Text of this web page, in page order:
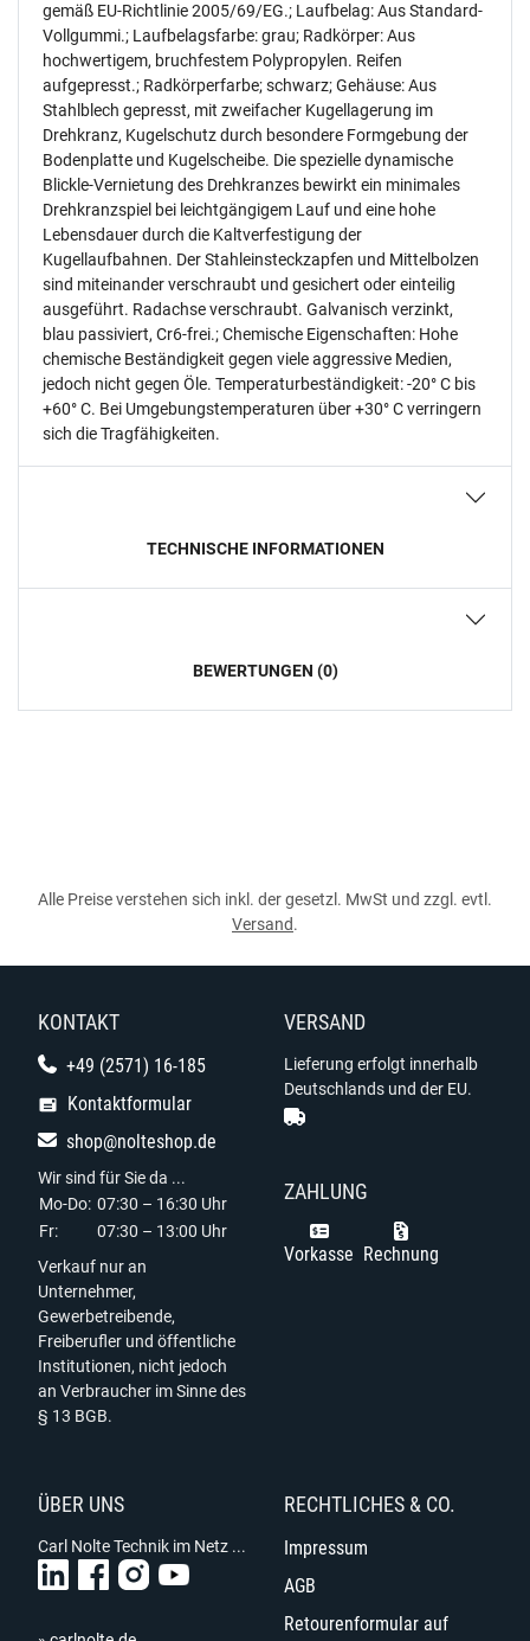
gemäß EU-Richtlinie 2005/69/EG.; Laufbelag: Aus Standard-
Vollgummi.; Laufbelagsfarbe: grau; Radkörper: Aus
hochwertigem, bruchfestem Polypropylen. Reifen
aufgepresst.; Radkörperfarbe; schwarz; Gehäuse: Aus
Stahlblech gepresst, mit zweifacher Kugellagerung im
Drehkranz, Kugelschutz durch besondere Formgebung der
Bodenplatte und Kugelscheibe. Die spezielle dynamische
Blickle-Vernietung des Drehkranzes bewirkt ein minimales
Drehkranzspiel bei leichtgängigem Lauf und eine hohe
Lebensdauer durch die Kaltverfestigung der
Kugellaufbahnen. Der Stahleinsteckzapfen und Mittelbolzen
sind miteinander verschraubt und gesichert oder einteilig
ausgeführt. Radachse verschraubt. Galvanisch verzinkt,
blau passiviert, Cr6-frei.; Chemische Eigenschaften: Hohe
chemische Beständigkeit gegen viele aggressive Medien,
jedoch nicht gegen Öle. Temperaturbeständigkeit: -20° C bis
+60° C. Bei Umgebungstemperaturen über +30° C verringern
sich die Tragfähigkeiten.
TECHNISCHE INFORMATIONEN
BEWERTUNGEN (0)
Alle Preise verstehen sich inkl. der gesetzl. MwSt und zzgl. evtl.
Versand.
KONTAKT
+49 (2571) 16-185
Kontaktformular
shop@nolteshop.de
Wir sind für Sie da ...
Mo-Do: 07:30 – 16:30 Uhr
Fr:
07:30 – 13:00 Uhr
Verkauf nur an
Unternehmer,
Gewerbetreibende,
Freiberufler und öffentliche
Institutionen, nicht jedoch
an Verbraucher im Sinne des
§ 13 BGB.
VERSAND
Lieferung erfolgt innerhalb
Deutschlands und der EU.
ZAHLUNG
Vorkasse Rechnung
ÜBER UNS
Carl Nolte Technik im Netz ...
RECHTLICHES & CO.
Impressum
AGB
Retourenformular auf